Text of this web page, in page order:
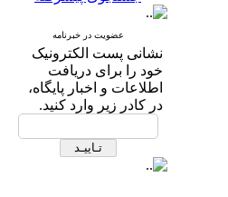
عضویت در خبرنامه
نشانی پست الکترونیک
خود را برای دریافت
اطلاعات و اخبار پایگاه،
در کادر زیر وارد کنید.